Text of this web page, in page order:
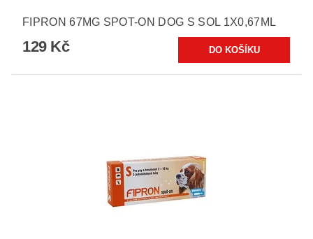
FIPRON 67MG SPOT-ON DOG S SOL 1X0,67ML
129 Kč